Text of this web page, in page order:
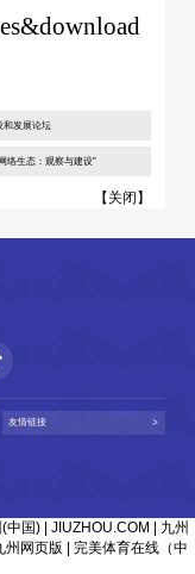
和发展论坛
络生态：观察与建设”
【关闭】
友情链接 >
中国) | JIUZHOU.COM | 九州
州网页版 | 完美体育在线（中